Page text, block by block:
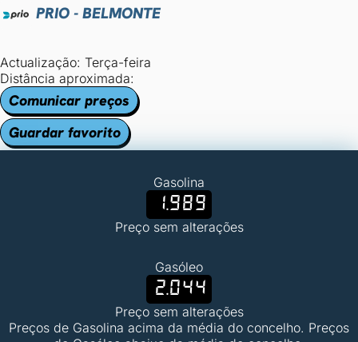
PRIO - BELMONTE
Actualização: Terça-feira
Distância aproximada:
Comunicar preços
Guardar favorito
Gasolina
1.989
Preço sem alterações
Gasóleo
2.044
Preço sem alterações
Preços de Gasolina acima da média do concelho. Preços